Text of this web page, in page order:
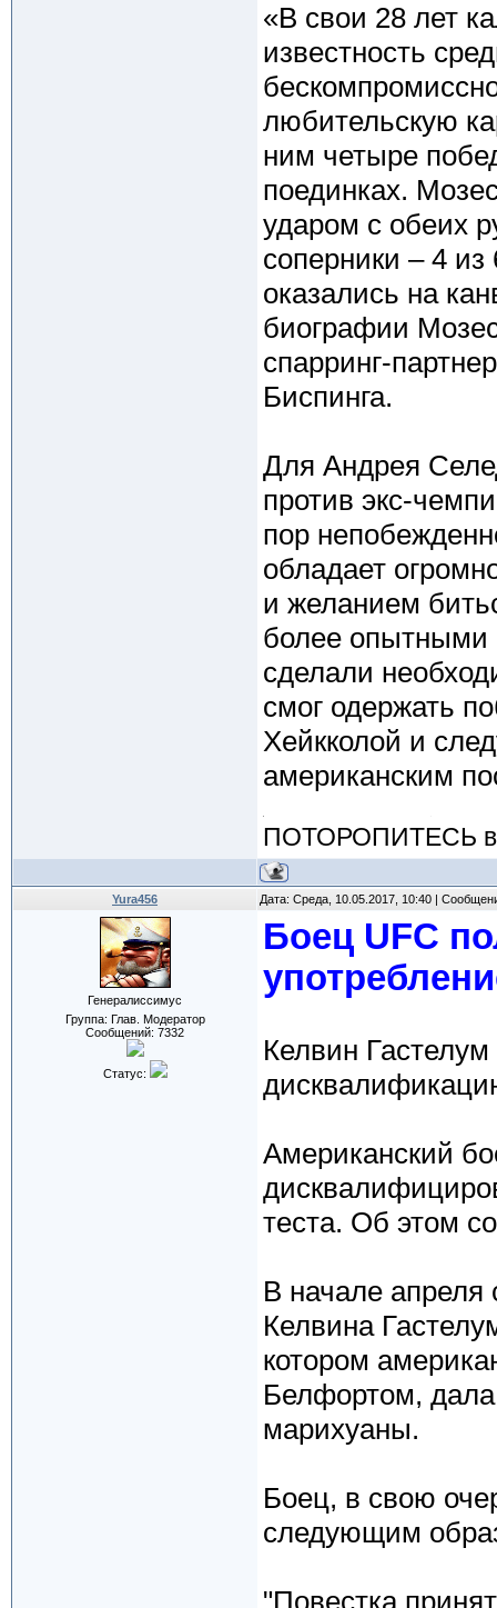
«В свои 28 лет
известность
любительскую
ним четыре
поединках.
ударом с обеих
соперники – 4
оказались на
биографии
спарринг-
Биспинга.
Для Андрея
против экс-
пор
обладает
и желанием
более опытными
сделали
смог одержать
Хейкколой и
американским
ПОТОРОПИТЕСЬ
Yura456 Дата: Среда, 10.05.2017, 10:40 |
Генералиссимус
Группа: Глав. Модератор
Сообщений: 7332
Статус:
Боец UFC
Келвин
Американский
теста. Об этом
В начале апреля
Келвина
котором
Белфортом,
марихуаны.
Боец, в свою
следующим
"Повестка